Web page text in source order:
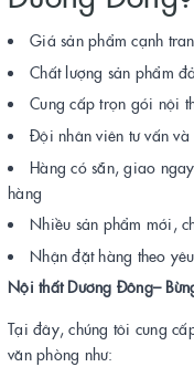
Giá sản phẩm cạnh
Chất lượng sản phẩm
Cung cấp trọn gói nội
Đội nhân viên tư vấn
Hàng có sẵn, giao
hàng
Nhiều sản phẩm mới,
Nhận đặt hàng theo
Nội thất Dương Đông–
Tại đây, chúng tôi cung
văn phòng như: